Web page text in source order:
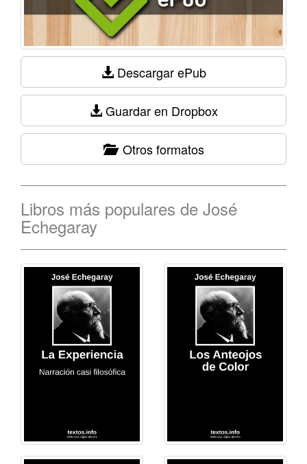
Descargar ePub
Guardar en Dropbox
Otros formatos
Libros más populares de José
Echegaray